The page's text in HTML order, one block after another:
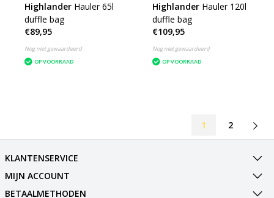
Highlander Hauler 65l
duffle bag
€89,95
Nog niet gewaardeerd
OP VOORRAAD
Highlander Hauler 120l
duffle bag
€109,95
Nog niet gewaardeerd
OP VOORRAAD
1 2
KLANTENSERVICE
MIJN ACCOUNT
BETAALMETHODEN